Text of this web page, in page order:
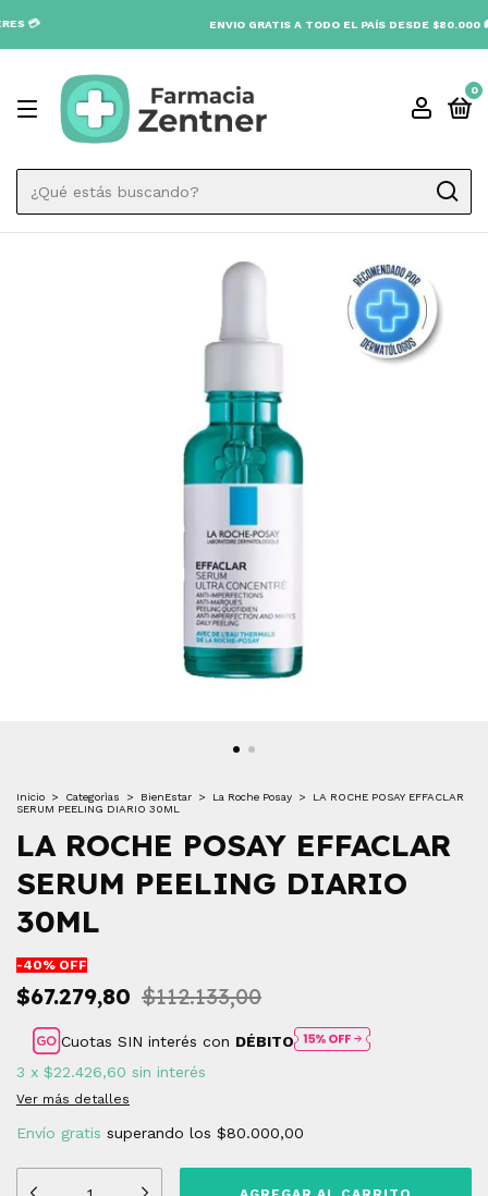
ENVIO GRATIS A TODO EL PAÍS DESDE $80.000 🚚
0
Inicio > Categorìas > BienEstar > La Roche Posay >
LA ROCHE POSAY EFFACLAR
SERUM PEELING DIARIO 30ML
LA ROCHE POSAY EFFACLAR
SERUM PEELING DIARIO
30ML
-40% OFF
$67.279,80 $112.133,00
Cuotas SIN interés con DÉBITO
3 x $22.426,60 sin interés
Ver más detalles
Envío gratis superando los $80.000,00